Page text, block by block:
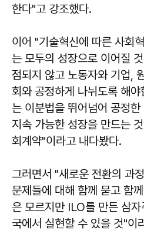
한다"고 강조했다.
이어 "기술혁신에 따른 사회
는 모두의 성장으로 이어질
점되지 않고 노동자와 기업,
회와 공정하게 나뉘도록 해
는 이분법을 뛰어넘어 공정
지속 가능한 성장을 만드는
회계약"이라고 내다봤다.
그러면서 "새로운 전환의 과
문제들에 대해 함께 묻고 함
은 모르지만 ILO를 만든 삼
국에서 실현할 수 있을 것"이